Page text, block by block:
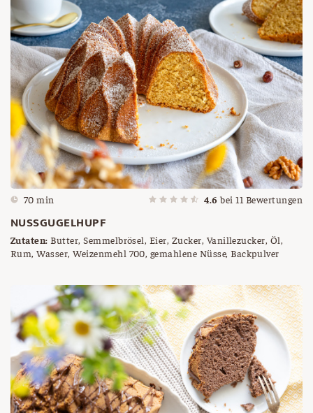
70 min 4.6 bei11 Bewertungen
NUSSGUGELHUPF
Zutaten: Butter, Semmelbrösel, Eier, Zucker, Vanillezucker, Öl,
Rum, Wasser, Weizenmehl 700, gemahlene Nüsse, Backpulver